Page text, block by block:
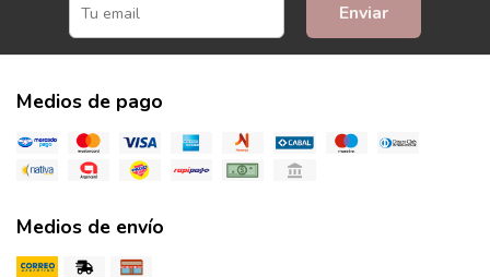
Enviar
Medios de pago
Medios de envío